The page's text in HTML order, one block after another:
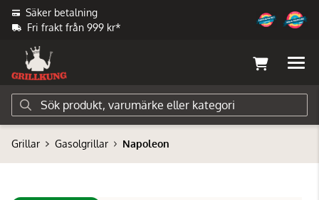
Säker betalning
Fri frakt från 999 kr*
Grillar Gasolgrillar Napoleon